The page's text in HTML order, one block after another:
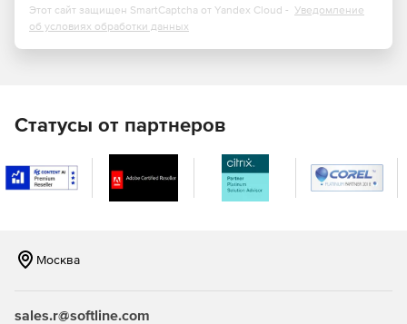
Этот сайт защищен SmartCaptcha от Yandex Cloud - Уведомление
об условиях обработки данных
Статусы от партнеров
Москва
sales.r@softline.com